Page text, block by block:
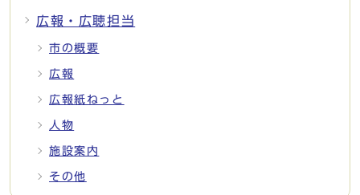
広報・広聴担当
市の概要
広報
広報紙ねっと
人物
施設案内
その他